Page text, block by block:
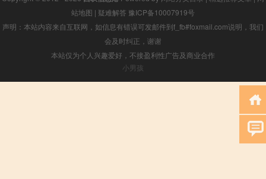
站地图 | 疑难解答 豫ICP备10007919号
声明：本站内容来自互联网，如信息有错误可发邮件到f_fb#foxmail.com说明，我们
会及时纠正，谢谢
本站仅为个人兴趣爱好，不接盈利性广告及商业合作
小男孩